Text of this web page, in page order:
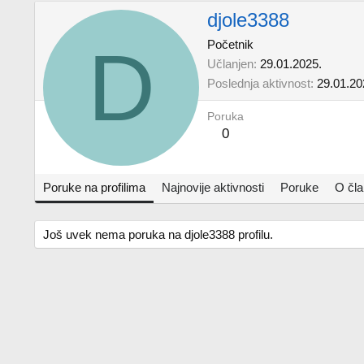
D
djole3388
Početnik
Učlanjen 29.01.2025.
Poslednja aktivnost
Poruka
0
Poruke na profilima Najnovije aktivnosti Poruke O
Još uvek nema poruka na djole3388 profilu.